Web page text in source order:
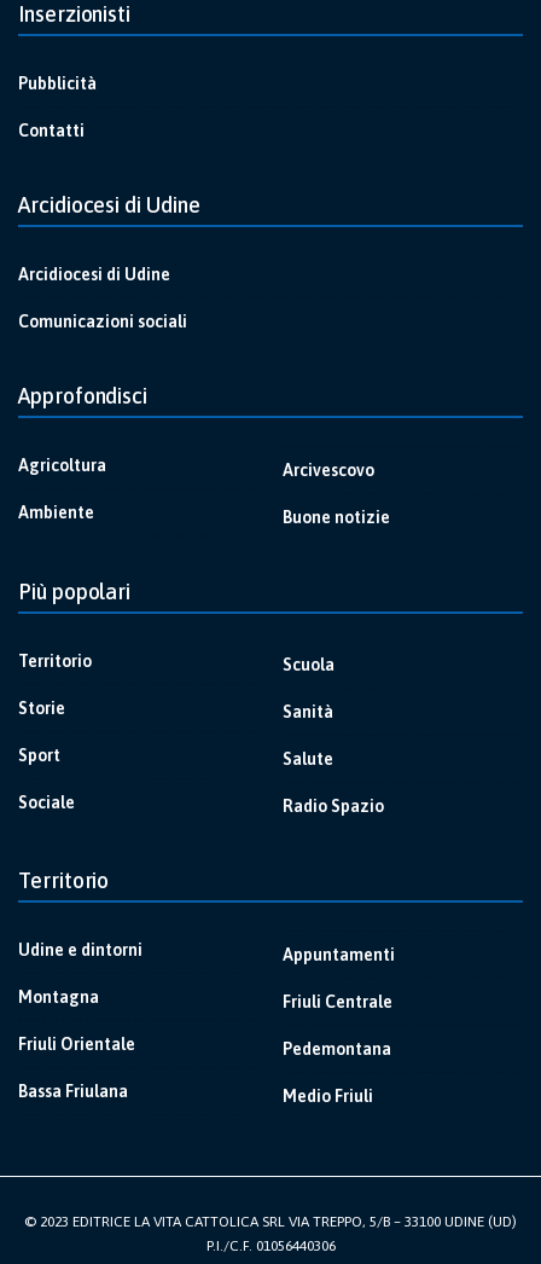
Inserzionisti
Pubblicità
Contatti
Arcidiocesi di Udine
Arcidiocesi di Udine
Comunicazioni sociali
Approfondisci
Agricoltura
Ambiente
Arcivescovo
Buone notizie
Più popolari
Territorio
Storie
Sport
Sociale
Scuola
Sanità
Salute
Radio Spazio
Territorio
Udine e dintorni
Montagna
Friuli Orientale
Bassa Friulana
Appuntamenti
Friuli Centrale
Pedemontana
Medio Friuli
© 2023 EDITRICE LA VITA CATTOLICA SRL VIA TREPPO, 5/B – 33100 UDINE (UD)
P.I./C.F. 01056440306